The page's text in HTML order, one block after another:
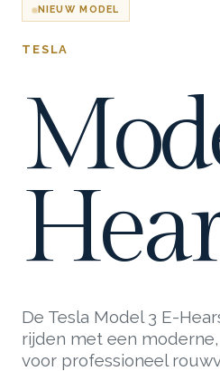
NIEUW MODEL
TESLA
De Tesla Model 3 E-
rijden met een
voor professioneel